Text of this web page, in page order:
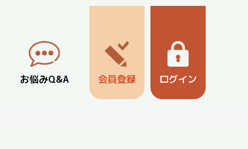
お悩みQ&A 会員登録 ログイン